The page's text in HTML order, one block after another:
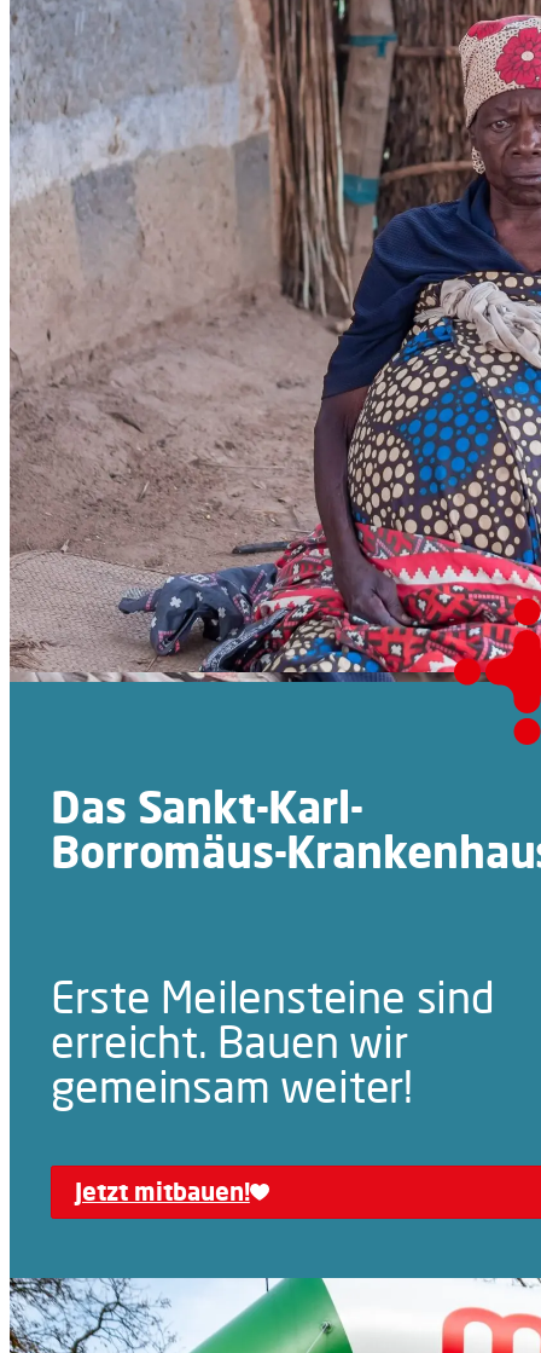
Das Sankt-Karl-
Borromäus-
Erste Meilensteine sind
erreicht. Bauen wir
gemeinsam weiter!
Jetzt mitbauen!